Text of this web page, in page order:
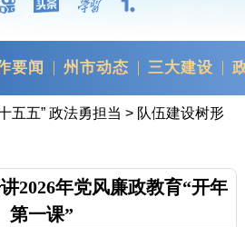
要闻 州市动态 三大建设
五五” 政法勇担当 > 队伍建设树形
2026年党风廉政教育“开年
第一课”